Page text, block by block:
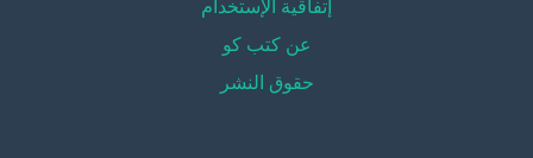
إتفاقية الإستخدام
عن كتب كو
حقوق النشر